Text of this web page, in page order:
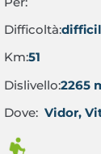
Difficoltà:
Km:51
Dislivello:2265
Dove: Vidor,